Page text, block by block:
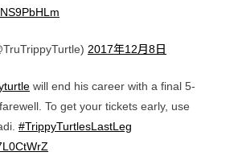
2017年12月8日
will end his career with a final 5-
To get your tickets early, use
#TrippyTurtlesLastLeg